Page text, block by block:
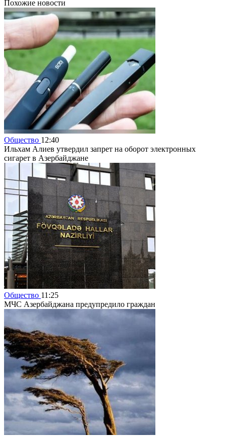
Похожие новости
Общество 12:40
Ильхам Алиев утвердил запрет на оборот электронных
сигарет в Азербайджане
Общество 11:25
МЧС Азербайджана предупредило граждан